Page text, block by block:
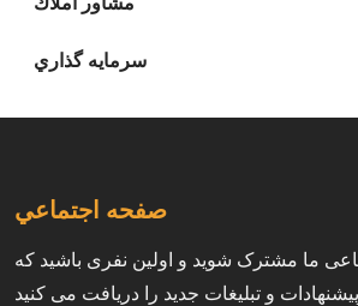
سرمايه گذاري
صفحه اجتماعي
ما مشترک شوید و اولین نفری باشید که
پیشنهادات و تبلیغات جدید را دریافت می کنید